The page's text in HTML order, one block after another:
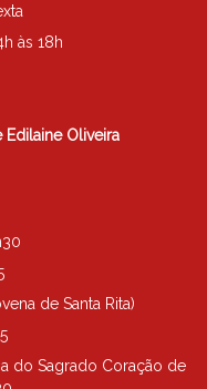
às 18h
Edilaine Oliveira
de Santa Rita)
do Sagrado Coração de